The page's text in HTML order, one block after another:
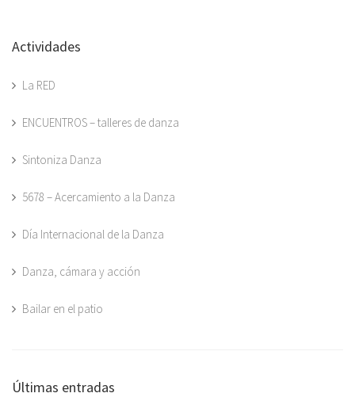
Actividades
La RED
ENCUENTROS – talleres de danza
Sintoniza Danza
5678 – Acercamiento a la Danza
Día Internacional de la Danza
Danza, cámara y acción
Bailar en el patio
Últimas entradas